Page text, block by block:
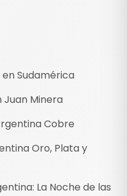
Sudamérica
Juan Minera
Cobre
Oro, Plata y
La Noche de las